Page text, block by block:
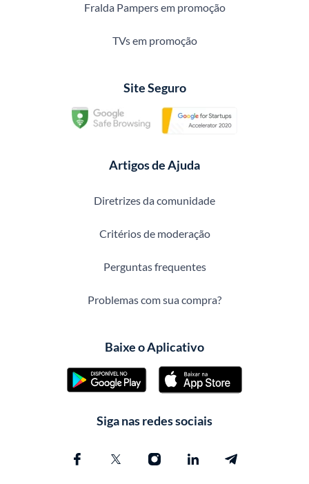
Fralda Pampers em promoção
TVs em promoção
Site Seguro
Artigos de Ajuda
Diretrizes da comunidade
Critérios de moderação
Perguntas frequentes
Problemas com sua compra?
Baixe o Aplicativo
Siga nas redes sociais